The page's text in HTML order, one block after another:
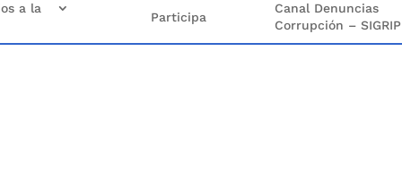
a la
Participa
Canal Denuncias
Corrupción – SIGRIP